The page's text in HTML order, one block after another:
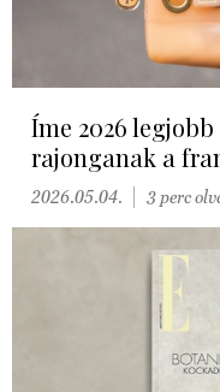
Íme 2026
rajonganak a
2026.05.04. 3 perc